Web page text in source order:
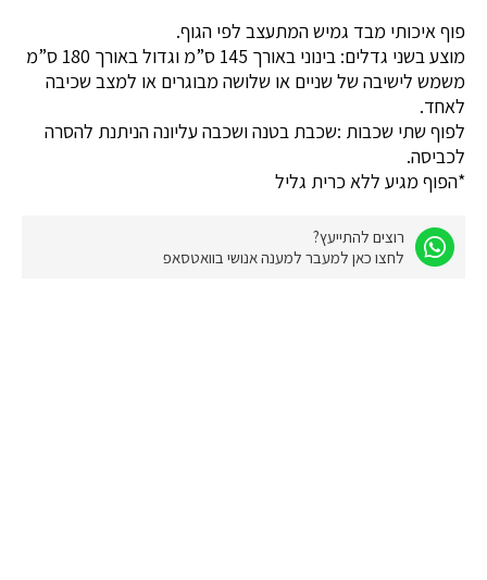
פוף איכותי מבד גמיש המתעצב לפי הגוף.
מוצע בשני גדלים: בינוני באורך 145 ס”מ וגדול באורך 180 ס”מ
משמש לישיבה של שניים או שלושה מבוגרים או למצב שכיבה
לאחד.
לפוף שתי שכבות :שכבת בטנה ושכבה עליונה הניתנת להסרה
לכביסה.
*הפוף מגיע ללא כרית גליל
רוצים להתייעץ?
לחצו כאן למעבר למענה אנושי בוואטסאפ